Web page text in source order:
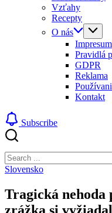
Vzťahy
Recepty
O nás
Impresum
Pravidlá
GDPR
Reklama
Kontakt
Subscribe
Search
Slovensko
Tragická